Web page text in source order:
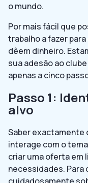
o mundo.
Por mais fácil que
trabalho a fazer
dêem dinheiro.
sua adesão ao
apenas a cinco
Passo 1:
alvo
Saber exactamente
interage com o
criar uma oferta em
necessidades. Para